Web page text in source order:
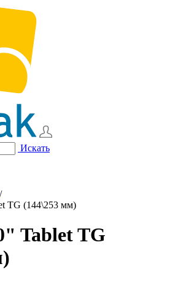
Искать
/
TG (144\253 мм)
Tablet TG